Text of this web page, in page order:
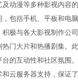
动漫等多种影视内容
包括手机、平板和电
极与各大影视制作公
门大片和热播剧集。
的互动性和社区氛围。
云服务器支持，保证